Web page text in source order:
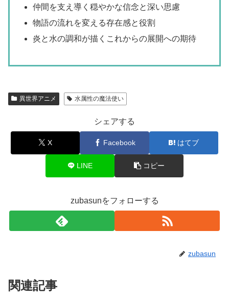
仲間を支え導く穏やかな信念と深い思慮
物語の流れを変える存在感と役割
炎と水の調和が描くこれからの展開への期待
異世界アニメ 水属性の魔法使い
シェアする
X Facebook はてブ
LINE コピー
zubasunをフォローする
zubasun
関連記事